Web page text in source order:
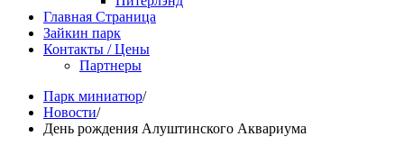
Главная Страница
Зайкин парк
Контакты / Цены
Партнеры
Парк миниатюр/
Новости/
День рождения Алуштинского Аквариума